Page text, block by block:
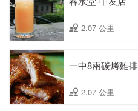
2.07 公里
一中8兩碳烤雞排
2.07 公里